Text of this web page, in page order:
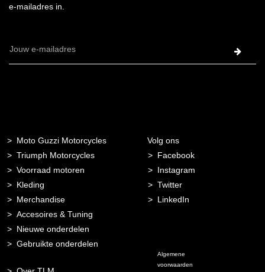
e-mailadres in.
E-
Moto Guzzi Motorcycles
Triumph Motorcycles
Voorraad motoren
Kleding
Merchandise
Accesoires & Tuning
Nieuwe onderdelen
Gebruikte onderdelen
Volg ons
Facebook
Instagram
Twitter
LinkedIn
Algemene
voorwaarden